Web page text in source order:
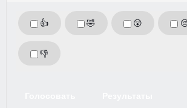
👍 🤣 😲
👎